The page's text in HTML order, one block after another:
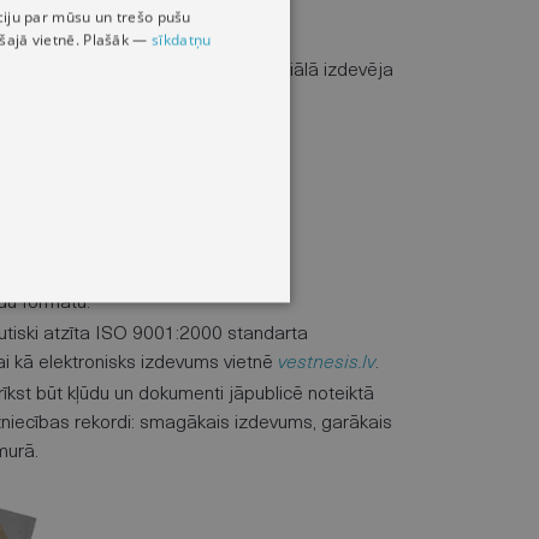
, kas nosaka oficiālā izdevēja
formātu.
atzīta ISO 9001:2000 standarta
kā elektronisks izdevums vietnē vestnesis.lv.
būt kļūdu un dokumenti jāpublicē noteiktā
rekordi: smagākais izdevums, garākais
par mūsu un trešo pušu
vietnē. Plašāk — sīkdatņu